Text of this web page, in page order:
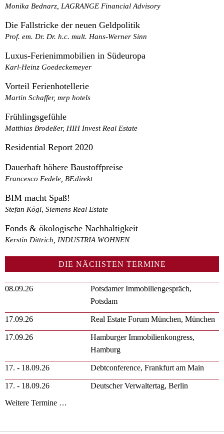
Monika Bednarz, LAGRANGE Financial Advisory
Die Fallstricke der neuen Geldpolitik
Prof. em. Dr. Dr. h.c. mult. Hans-Werner Sinn
Luxus-Ferienimmobilien in Südeuropa
Karl-Heinz Goedeckemeyer
Vorteil Ferienhotellerie
Martin Schaffer, mrp hotels
Frühlingsgefühle
Matthias Brodeßer, HIH Invest Real Estate
Residential Report 2020
Dauerhaft höhere Baustoffpreise
Francesco Fedele, BF.direkt
BIM macht Spaß!
Stefan Kögl, Siemens Real Estate
Fonds & ökologische Nachhaltigkeit
Kerstin Dittrich, INDUSTRIA WOHNEN
DIE NÄCHSTEN TERMINE
08.09.26
Potsdamer Immobiliengespräch,
Potsdam
17.09.26 Real Estate Forum München, München
17.09.26
Hamburger Immobilienkongress,
Hamburg
17. - 18.09.26 Debtconference, Frankfurt am Main
17. - 18.09.26
Deutscher Verwaltertag, Berlin
Weitere Termine …